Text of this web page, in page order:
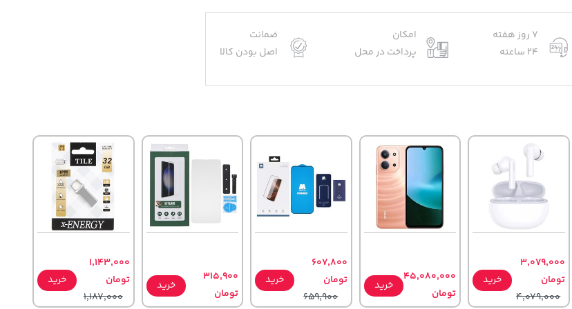
7 روز هفته
24 ساعته
امکان
پرداخت در محل
ضمانت
اصل بودن کالا
3,079,000
تومان
4,079,000
خرید
45,080,000
تومان
خرید
607,800
تومان
659,900
خرید
315,900
تومان
خرید
1,143,000
تومان
1,187,000
خرید